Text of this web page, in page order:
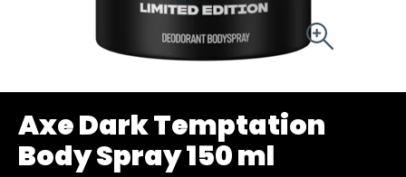
Axe Dark Temptation
Body Spray 150 ml